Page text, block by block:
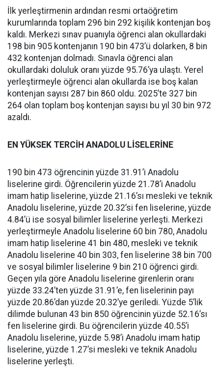
İlk yerleştirmenin ardından resmi ortaöğretim
kurumlarında toplam 296 bin 292 kişilik kontenjan boş
kaldı. Merkezi sınav puanıyla öğrenci alan okullardaki
198 bin 905 kontenjanın 190 bin 473’ü dolarken, 8 bin
432 kontenjan dolmadı. Sınavla öğrenci alan
okullardaki doluluk oranı yüzde 95.76’ya ulaştı. Yerel
yerleştirmeyle öğrenci alan okullarda ise boş kalan
kontenjan sayısı 287 bin 860 oldu. 2025’te 327 bin
264 olan toplam boş kontenjan sayısı bu yıl 30 bin 972
azaldı.
EN YÜKSEK TERCİH ANADOLU LİSELERİNE
190 bin 473 öğrencinin yüzde 31.91’i Anadolu
liselerine girdi. Öğrencilerin yüzde 21.78’i Anadolu
imam hatip liselerine, yüzde 21.16’sı mesleki ve teknik
Anadolu liselerine, yüzde 20.32’si fen liselerine, yüzde
4.84’ü ise sosyal bilimler liselerine yerleşti. Merkezi
yerleştirmeyle Anadolu liselerine 60 bin 780, Anadolu
imam hatip liselerine 41 bin 480, mesleki ve teknik
Anadolu liselerine 40 bin 303, fen liselerine 38 bin 700
ve sosyal bilimler liselerine 9 bin 210 öğrenci girdi.
Geçen yıla göre Anadolu liselerine girenlerin oranı
yüzde 33.24’ten yüzde 31.91’e, fen liselerinin payı
yüzde 20.86’dan yüzde 20.32’ye geriledi. Yüzde 5’lik
dilimde bulunan 43 bin 850 öğrencinin yüzde 52.16’sı
fen liselerine girdi. Bu öğrencilerin yüzde 40.55’i
Anadolu liselerine, yüzde 5.98’i Anadolu imam hatip
liselerine, yüzde 1.27’si mesleki ve teknik Anadolu
liselerine yerleşti.